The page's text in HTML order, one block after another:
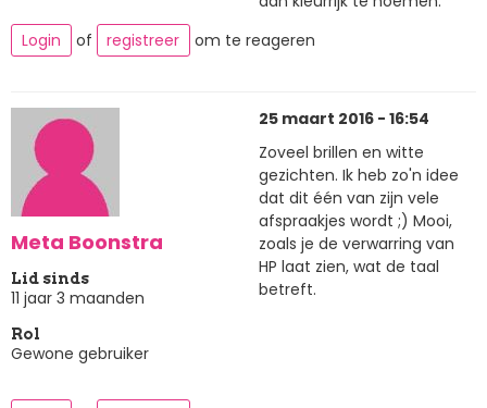
Login
of registreer om te reageren
Meta Boonstra
Lid sinds
11 jaar 3 maanden
Rol
Gewone gebruiker
25 maart 2016 - 16:54
Zoveel brillen en witte
gezichten. Ik heb zo'n idee
dat dit één van zijn vele
afspraakjes wordt ;) Mooi,
zoals je de verwarring van
HP laat zien, wat de taal
betreft.